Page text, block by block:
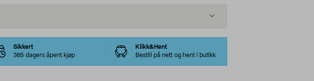
Sikkert
365 dagers åpent kjøp
Klikk&Hent
Bestill på nett og hent i butikk